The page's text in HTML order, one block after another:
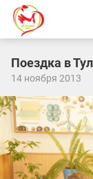
Поездка в
14 ноября 2013